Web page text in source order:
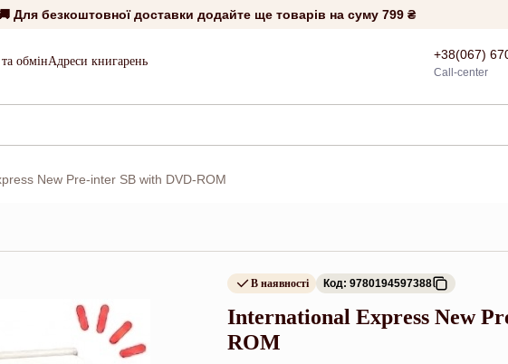
Для безкоштовної доставки додайте ще товарів на суму 799 ₴
обмінАдреси книгарень +38(067)
Call-center
New Pre-inter SB with DVD-ROM
В наявності Код: 9780194597388
International Express New
ROM